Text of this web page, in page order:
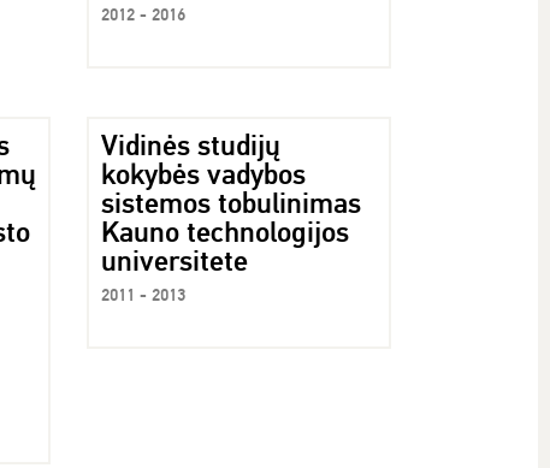
2012 - 2016
Vidinės studijų
kokybės vadybos
sistemos tobulinimas
Kauno technologijos
universitete
2011 - 2013